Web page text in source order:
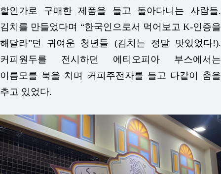
할인가로 구매한 제품을 들고 돌아다니는 사람들.
김치를 만들었다며 “한국인으로서 먹어보고 K-인증을
해달라”던 귀여운 청년들 (김치는 정말 맛있었다!).
커피원두를 전시하던 에티오피아 부스에서는
이름모를 북을 치며 커피주전자를 들고 다같이 춤을
추고 있었다.